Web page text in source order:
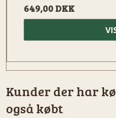
649,00 DKK
Kunder der har
også købt